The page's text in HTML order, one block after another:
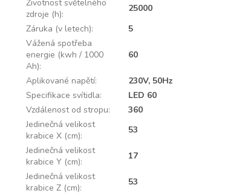
Životnost světelného
zdroje (h):
25000
Záruka (v letech):
5
Vážená spotřeba
energie (kwh / 1000
Ah):
60
Aplikované napětí:
230V, 50Hz
Specifikace svítidla:
LED 60
Vzdálenost od stropu:
360
Jedinečná velikost
krabice X (cm):
53
Jedinečná velikost
krabice Y (cm):
17
Jedinečná velikost
krabice Z (cm):
53